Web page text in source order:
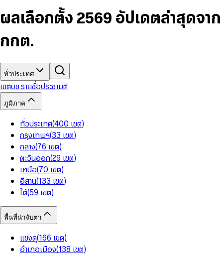
7
8
5
6
8
9
6
7
9
5
6
8
9
9
ผลเลือกตั้ง 2569 อัปเดตล่าสุดจาก
กกต.
ทั่วประเทศ
เขตบช.รายชื่อประชามติ
ภูมิภาค
ทั่วประเทศ(400 เขต)
กรุงเทพฯ(33 เขต)
กลาง(76 เขต)
ตะวันออก(29 เขต)
เหนือ(70 เขต)
อีสาน(133 เขต)
ใต้(59 เขต)
พื้นที่น่าจับตา
แข่งดุ(166 เขต)
อำเภอเมือง(138 เขต)